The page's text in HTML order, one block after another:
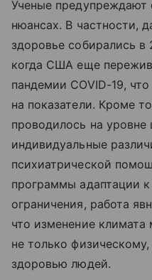
Ученые предупреждают
нюансах. В частности,
здоровье собирались в
когда США еще
пандемии COVID-19,
на показатели. Кроме
проводилось на уровне
индивидуальные
психиатрической
программы адаптации
ограничения, работа
что изменение
не только
здоровью людей.